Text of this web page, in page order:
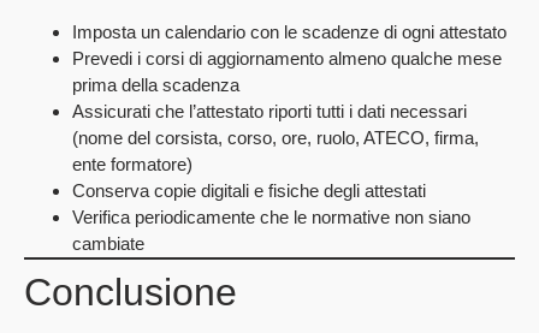
Imposta un calendario con le scadenze di ogni attestato
Prevedi i corsi di aggiornamento almeno qualche mese
prima della scadenza
Assicurati che l’attestato riporti tutti i dati necessari
(nome del corsista, corso, ore, ruolo, ATECO, firma,
ente formatore)
Conserva copie digitali e fisiche degli attestati
Verifica periodicamente che le normative non siano
cambiate
Conclusione